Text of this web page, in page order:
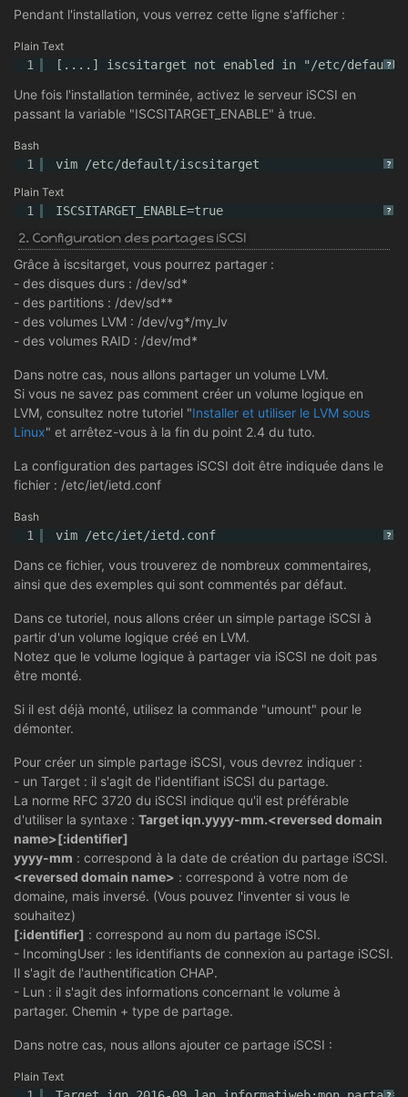
Pendant l'installation, vous verrez cette ligne s'afficher :
Plain Text
?
1 [....] iscsitarget not enabled in "/etc/
Une fois l'installation terminée, activez le serveur iSCSI en
passant la variable "ISCSITARGET_ENABLE" à true.
Bash
?
1 vim /etc/default/iscsitarget
Plain Text
?
1 ISCSITARGET_ENABLE=true
2. Configuration des partages iSCSI
Grâce à iscsitarget, vous pourrez partager :
- des disques durs : /dev/sd*
- des partitions : /dev/sd**
- des volumes LVM : /dev/vg*/my_lv
- des volumes RAID : /dev/md*
Dans notre cas, nous allons partager un volume LVM.
Si vous ne savez pas comment créer un volume logique en
LVM, consultez notre tutoriel "Installer et utiliser le LVM sous
Linux" et arrêtez-vous à la fin du point 2.4 du tuto.
La configuration des partages iSCSI doit être indiquée dans le
fichier : /etc/iet/ietd.conf
Bash
?
1 vim /etc/iet/ietd .conf
Dans ce fichier, vous trouverez de nombreux commentaires,
ainsi que des exemples qui sont commentés par défaut.
Dans ce tutoriel, nous allons créer un simple partage iSCSI à
partir d'un volume logique créé en LVM.
Notez que le volume logique à partager via iSCSI ne doit pas
être monté.
Si il est déjà monté, utilisez la commande "umount" pour le
démonter.
Pour créer un simple partage iSCSI, vous devrez indiquer :
- un Target : il s'agit de l'identifiant iSCSI du partage.
La norme RFC 3720 du iSCSI indique qu'il est préférable
d'utiliser la syntaxe : Target iqn.yyyy-mm.<reversed domain
name>[:identifier]
yyyy-mm : correspond à la date de création du partage iSCSI.
<reversed domain name> : correspond à votre nom de
domaine, mais inversé. (Vous pouvez l'inventer si vous le
souhaitez)
[:identifier] : correspond au nom du partage iSCSI.
- IncomingUser : les identifiants de connexion au partage iSCSI.
Il s'agit de l'authentification CHAP.
- Lun : il s'agit des informations concernant le volume à
partager. Chemin + type de partage.
Dans notre cas, nous allons ajouter ce partage iSCSI :
Plain Text